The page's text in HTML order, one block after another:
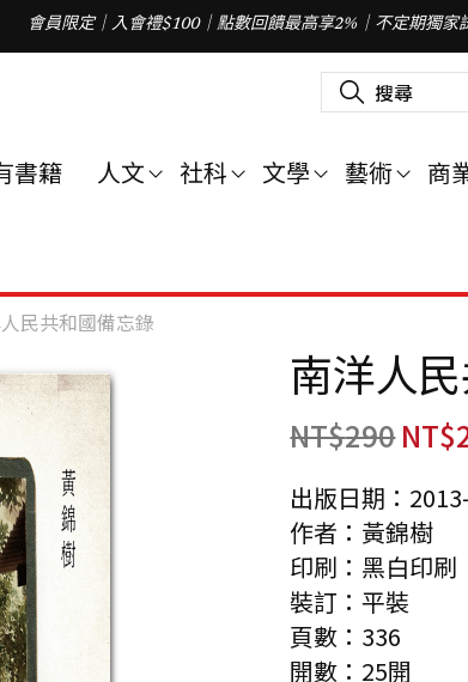
會員限定｜入會禮$100｜點數回饋最高享2%｜不定期獨家
搜
尋
字
書籍 人文 社科 文學 藝術 商
民共和國備忘錄
南洋人
NT$290NT$
出版日期：
作者：黃錦樹
印刷：黑白印刷
裝訂：平裝
頁數：336
開數：25開